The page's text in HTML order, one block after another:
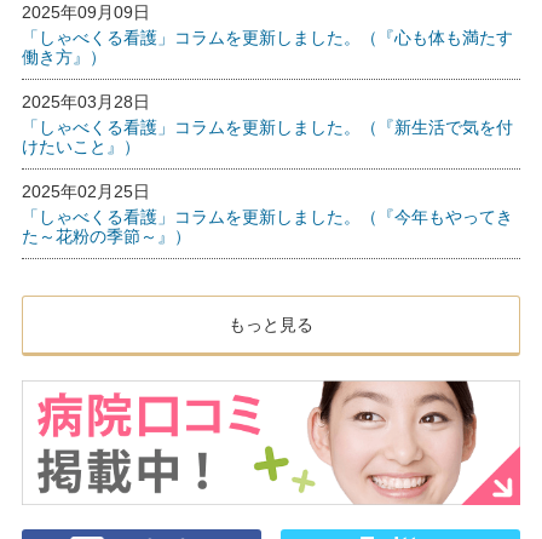
2025年09月09日
「しゃべくる看護」コラムを更新しました。（『心も体も満たす
働き方』）
2025年03月28日
「しゃべくる看護」コラムを更新しました。（『新生活で気を付
けたいこと』）
2025年02月25日
「しゃべくる看護」コラムを更新しました。（『今年もやってき
た～花粉の季節～』）
もっと見る